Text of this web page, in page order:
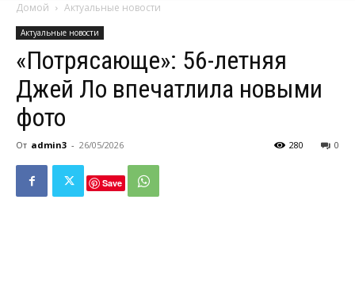
Домой Актуальные новости
Актуальные новости
«Потрясающе»: 56-летняя
Джей Ло впечатлила новыми
фото
От admin3 - 26/05/2026 0
280
Save